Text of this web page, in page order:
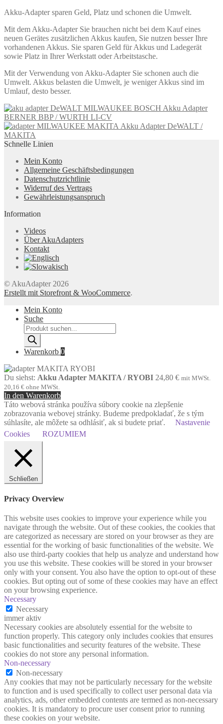
Akku-Adapter sparen Geld, Platz und schonen die Umwelt.
Mit dem Akku-Adapter Sie brauchen nicht bei dem Kauf eines
neuen Gerätes zusätzlichen Akkus kaufen, Sie nutzen besser Ihre
vorhandenen Akkus. Sie sparen Geld für Akkus und Ladegerät
sowie Platz in Ihrer Werkstatt oder Arbeitstasche.
Mit der Verwendung von Akku-Adapter Sie schonen auch die
Umwelt. Akkus belasten die Umwelt, je weniger Akkus sind im
Umlauf, desto besser.
Akku Adapter
BERNER BBP / WURTH LI-CV
Akku Adapter DeWALT /
MAKITA
Schnelle Linien
Mein Konto
Allgemeine Geschäftsbedingungen
Datenschutzrichtlinie
Widerruf des Vertrags
Gewährleistungsanspruch
Information
Videos
Über AkuAdapters
Kontakt
© AkuAdapter 2026
Erstellt mit Storefront & WooCommerce.
Mein Konto
Suche
Products
search
Warenkorb 0
Du siehst: Akku Adapter MAKITA / RYOBI 24,80 € mit MWSt.
20,16 € ohne MWSt.
In den Warenkorb
Táto webová stránka používa súbory cookie na zlepšenie
zobrazovania webovej stránky. Budeme predpokladať, že s tým
súhlasíte, ale môžete sa odhlásiť, ak si budete priať.
Nastavenie
Cookies
ROZUMIEM
Schließen
Privacy Overview
This website uses cookies to improve your experience while you
navigate through the website. Out of these cookies, the cookies that
are categorized as necessary are stored on your browser as they are
essential for the working of basic functionalities of the website. We
also use third-party cookies that help us analyze and understand how
you use this website. These cookies will be stored in your browser
only with your consent. You also have the option to opt-out of these
cookies. But opting out of some of these cookies may have an effect
on your browsing experience.
Necessary
Necessary
immer aktiv
Necessary cookies are absolutely essential for the website to
function properly. This category only includes cookies that ensures
basic functionalities and security features of the website. These
cookies do not store any personal information.
Non-necessary
Non-necessary
Any cookies that may not be particularly necessary for the website
to function and is used specifically to collect user personal data via
analytics, ads, other embedded contents are termed as non-necessary
cookies. It is mandatory to procure user consent prior to running
these cookies on your website.